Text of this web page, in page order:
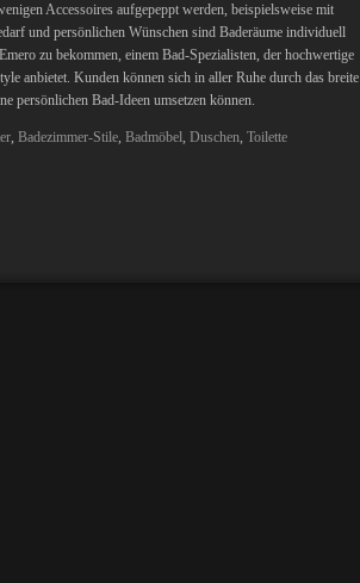
Accessoires aufgepeppt werden, beispielsweise mit
und persönlichen Wünschen sind Baderäume individuell
zu bekommen, einem Bad-Spezialisten, der hochwertige
anbietet. Kunden können sich in aller Ruhe durch das breite
persönlichen Bad-Ideen umsetzen können.
, Badezimmer-Stile, Badmöbel, Duschen, Toilette